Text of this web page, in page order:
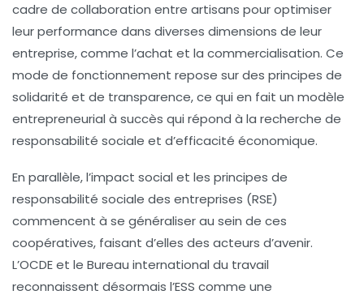
cadre de collaboration entre artisans pour optimiser
leur performance dans diverses dimensions de leur
entreprise, comme l’achat et la commercialisation. Ce
mode de fonctionnement repose sur des principes de
solidarité et de transparence, ce qui en fait un modèle
entrepreneurial à succès qui répond à la recherche de
responsabilité sociale et d’efficacité économique.
En parallèle, l’impact social et les principes de
responsabilité sociale des entreprises (RSE)
commencent à se généraliser au sein de ces
coopératives, faisant d’elles des acteurs d’avenir.
L’OCDEet le Bureau international du travail
reconnaissent désormais l’ESS comme une